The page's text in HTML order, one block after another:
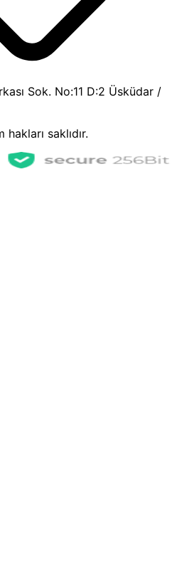
Sok. No:11 D:2 Üsküdar /
hakları saklıdır.